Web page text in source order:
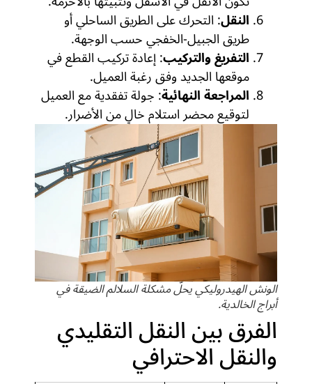
النقل: التحرك على الطريق الساحلي أو
طريق الجبيل-الخفجي حسب الوجهة.
التفريغ والتركيب: إعادة تركيب القطع في
موقعها الجديد وفق رغبة العميل.
المراجعة النهائية: جولة تفقدية مع العميل
لتوقيع محضر استلام خالٍ من الأضرار.
الونش الهيدروليكي يحلّ مشكلة السلالم الضيقة في
أبراج الخالدية.
الفرق بين النقل التقليدي
والنقل الاحترافي